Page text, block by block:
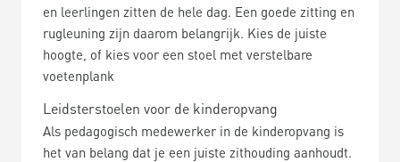
en leerlingen zitten de hele dag. Een goede zitting en
rugleuning zijn daarom belangrijk. Kies de juiste
hoogte, of kies voor een stoel met verstelbare
voetenplank
Leidsterstoelen voor de kinderopvang
Als pedagogisch medewerker in de kinderopvang is
het van belang dat je een juiste zithouding aanhoudt.